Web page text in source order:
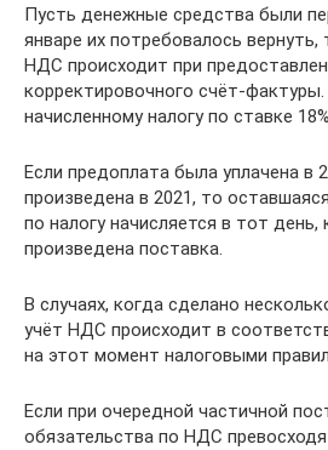
Пусть денежные средства были
январе их потребовалось
НДС происходит при
корректировочного счёт-
начисленному налогу по ставке
Если предоплата была уплачена в
произведена в 2021, то
по налогу начисляется в тот день,
произведена поставка.
В случаях, когда сделано
учёт НДС происходит в
на этот момент налоговыми
Если при очередной частичной
обязательства по НДС